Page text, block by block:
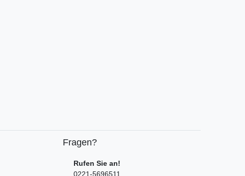
Fragen?
Rufen Sie an!
0221-5696511